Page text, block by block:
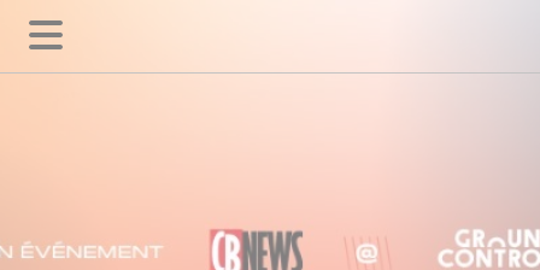
Panneau de gestion des cookies